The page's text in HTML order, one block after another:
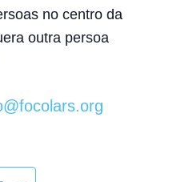
no centro da
outra persoa